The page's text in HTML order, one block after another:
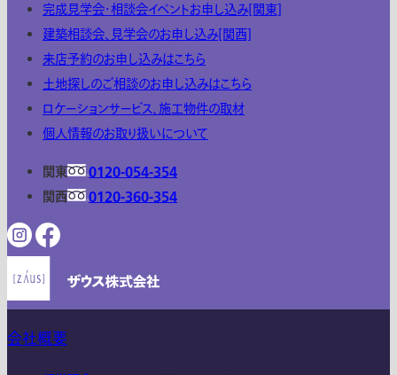
完成見学会・相談会イベントお申し込み[関東]
建築相談会、見学会のお申し込み[関西]
来店予約のお申し込みはこちら
土地探しのご相談のお申し込みはこちら
ロケーションサービス、施工物件の取材
個人情報のお取り扱いについて
関東
0120-054-354
関西
0120-360-354
会社概要